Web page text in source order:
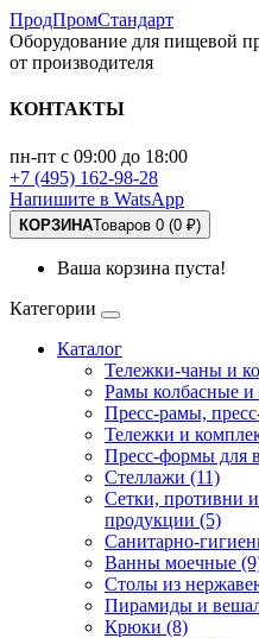
ПродПромСтандарт
Оборудование для пищевой
от производителя
КОНТАКТЫ
пн-пт с 09:00 до 18:00
+7 (495) 162-98-28
Напишите в WatsApp
КОРЗИНАТоваров 0 (0 ₽)
Ваша корзина пуста!
Категории
Каталог
Тележки-чаны и
Рамы колбасные
Пресс-рамы,
Тележки и
Пресс-формы для
Стеллажи (11)
Сетки, противни
продукции (5)
Санитарно-
Ванны моечные
Столы из
Пирамиды и
Крюки (8)